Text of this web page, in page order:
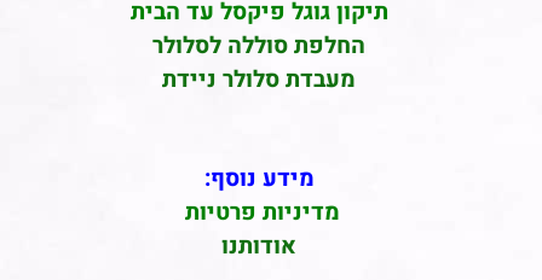
תיקון גוגל פיקסל עד הבית
החלפת סוללה לסלולר
מעבדת סלולר ניידת
מידע נוסף:
מדיניות פרטיות
אודותנו